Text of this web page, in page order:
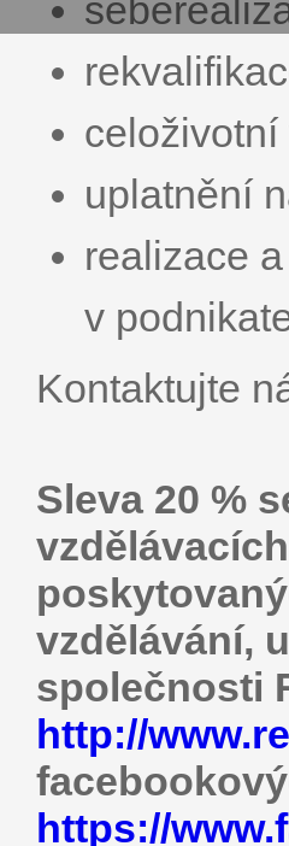
uplatnění
realizace
v
Kontaktujte
Sleva 20 %
vzdělávání,
společnosti
http://
https://